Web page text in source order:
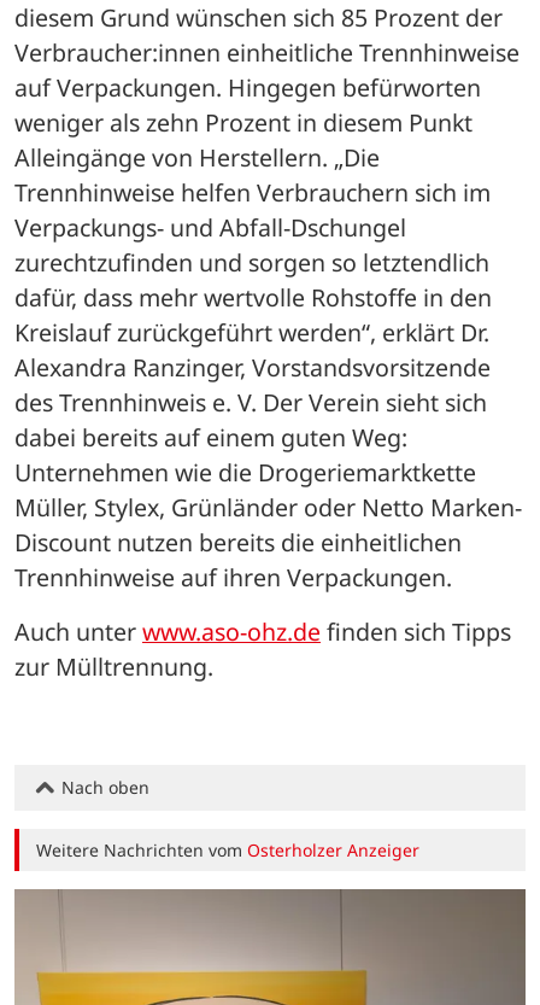
diesem Grund wünschen sich 85 Prozent der
Verbraucher:innen einheitliche Trennhinweise
auf Verpackungen. Hingegen befürworten
weniger als zehn Prozent in diesem Punkt
Alleingänge von Herstellern. „Die
Trennhinweise helfen Verbrauchern sich im
Verpackungs- und Abfall-Dschungel
zurechtzufinden und sorgen so letztendlich
dafür, dass mehr wertvolle Rohstoffe in den
Kreislauf zurückgeführt werden“, erklärt Dr.
Alexandra Ranzinger, Vorstandsvorsitzende
des Trennhinweis e. V. Der Verein sieht sich
dabei bereits auf einem guten Weg:
Unternehmen wie die Drogeriemarktkette
Müller, Stylex, Grünländer oder Netto Marken-
Discount nutzen bereits die einheitlichen
Trennhinweise auf ihren Verpackungen.
Auch unter www.aso-ohz.de finden sich Tipps
zur Mülltrennung.
Nach oben
Weitere Nachrichten vomOsterholzer Anzeiger